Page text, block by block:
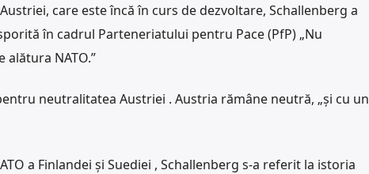
care este încă în curs de dezvoltare, Schallenberg a
în cadrul Parteneriatului pentru Pace (PfP) „Nu
NATO.”
neutralitatea Austriei . Austria rămâne neutră, „și cu un
a Finlandei şi Suediei , Schallenberg s-a referit la istoria